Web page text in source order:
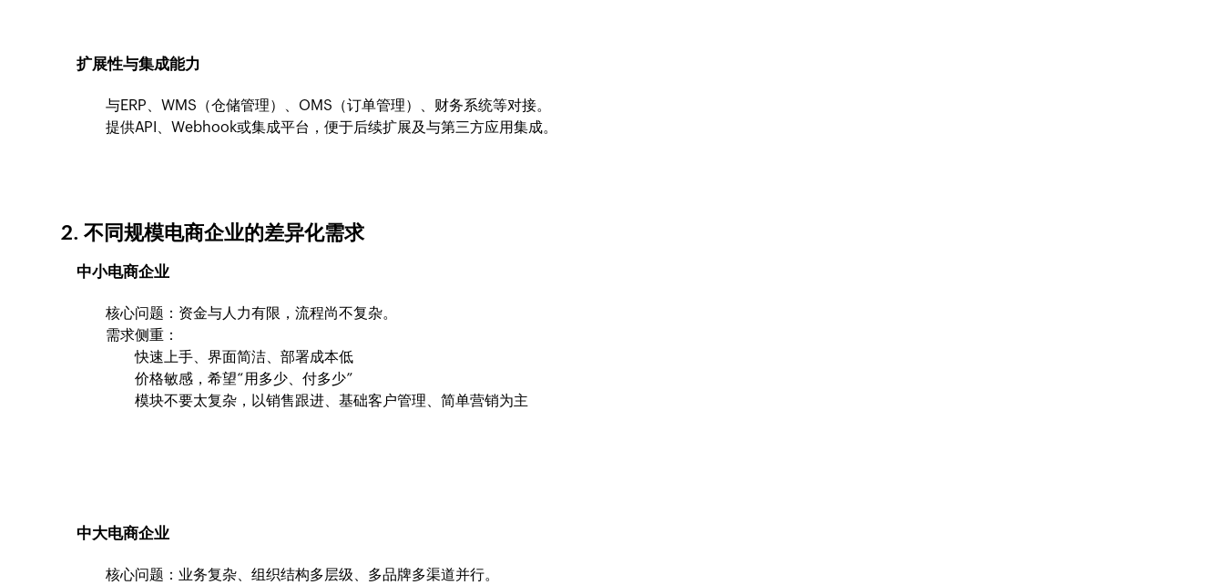
扩展性与集成能力
与ERP、WMS（仓储管理）、OMS（订单管理）、财务系统等对接。
提供API、Webhook或集成平台，便于后续扩展及与第三方应用集成。
2. 不同规模电商企业的差异化需求
中小电商企业
核心问题：资金与人力有限，流程尚不复杂。
需求侧重：
快速上手、界面简洁、部署成本低
价格敏感，希望“用多少、付多少”
模块不要太复杂，以销售跟进、基础客户管理、简单营销为主
中大电商企业
核心问题：业务复杂、组织结构多层级、多品牌多渠道并行。